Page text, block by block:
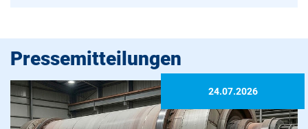
Pressemitteilungen
24.07.2026